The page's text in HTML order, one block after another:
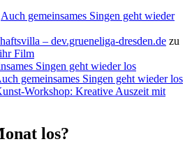
Auch gemeinsames Singen geht wieder
– dev.grueneliga-dresden.de zu
Film
Singen geht wieder los
gemeinsames Singen geht wieder los
Workshop: Kreative Auszeit mit
los?